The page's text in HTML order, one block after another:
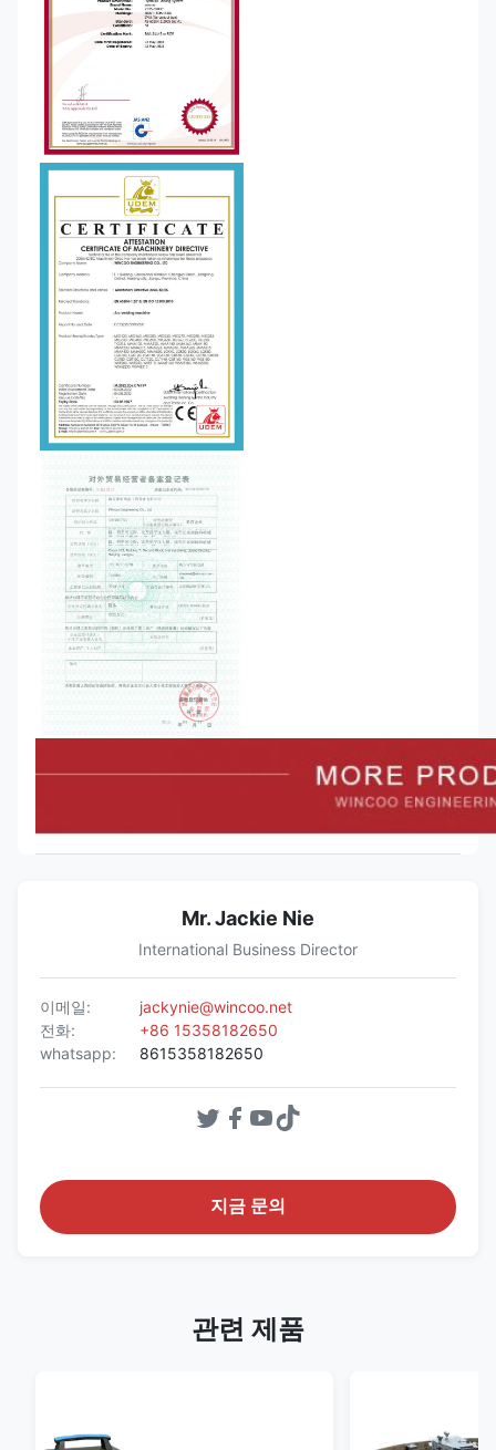
Mr. Jackie Nie
International Business Director
이메일:
jackynie@wincoo.net
전화:
+86 15358182650
whatsapp:
8615358182650
지금 문의
관련 제품